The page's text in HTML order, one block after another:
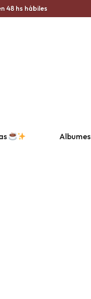
48 hs hábiles
Albumes